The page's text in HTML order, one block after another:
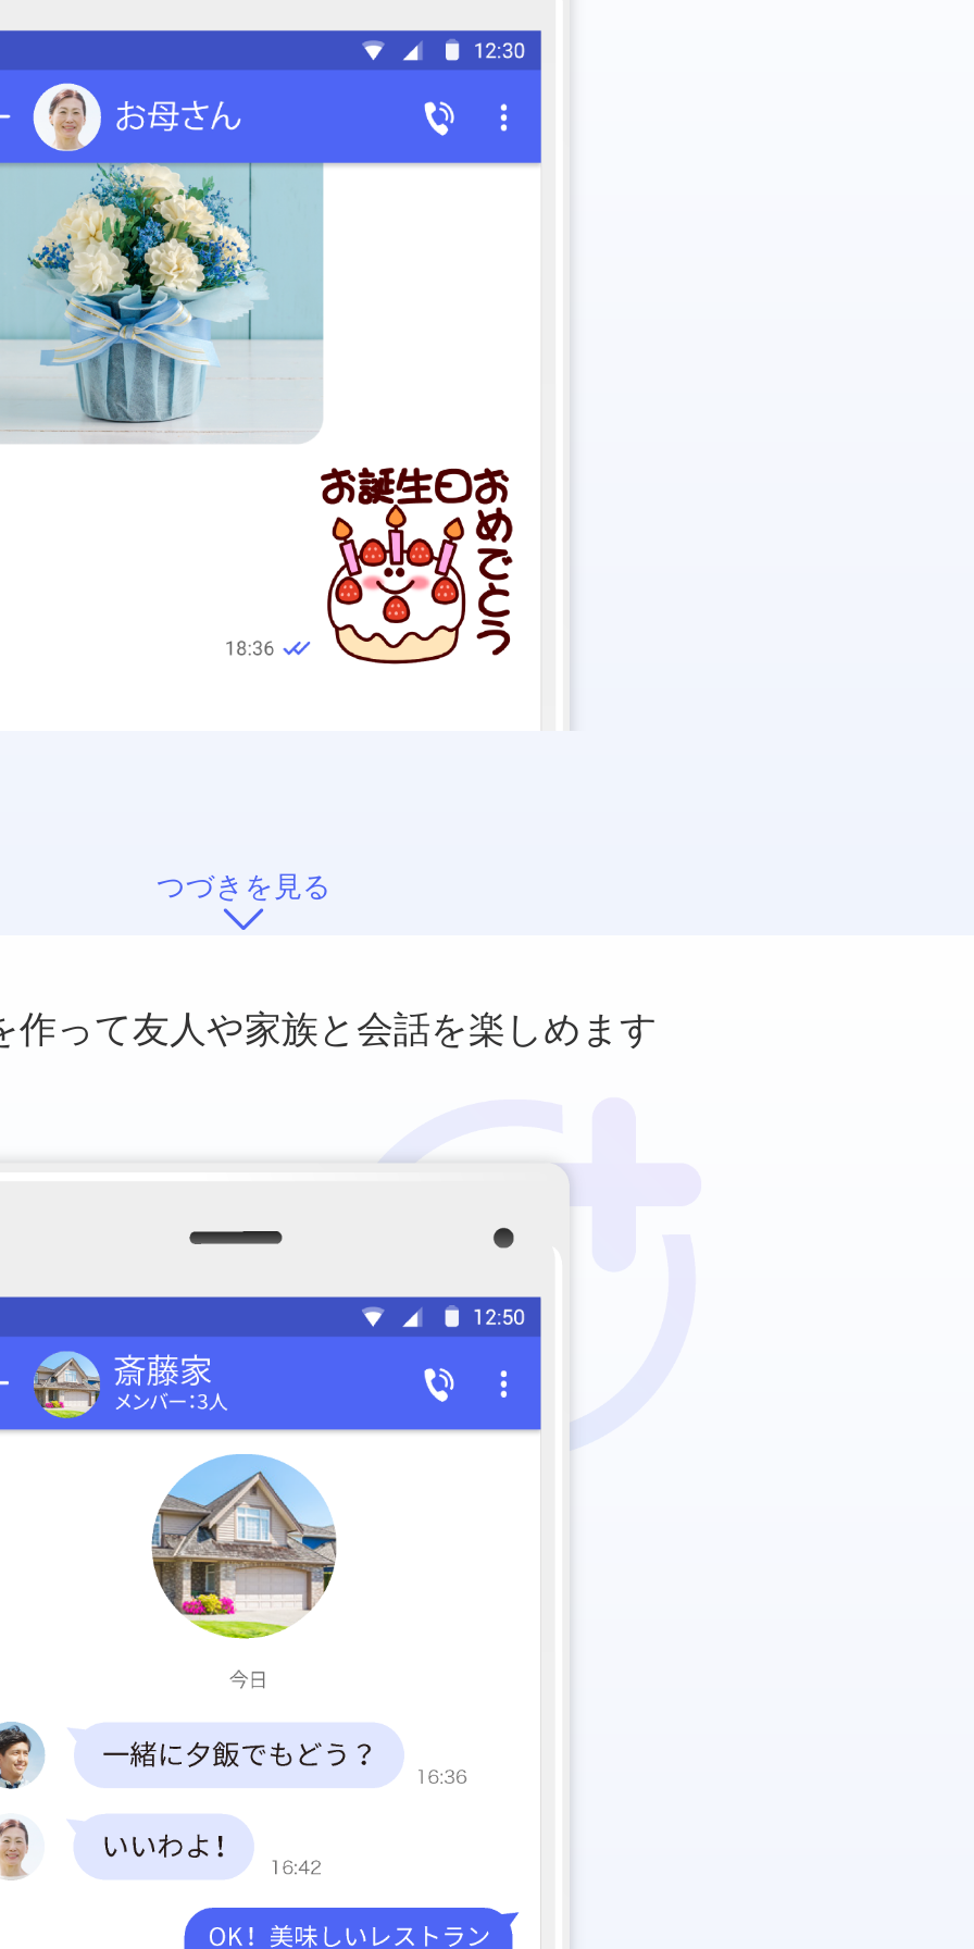
つづきを見る
作って友人や家族と会話を楽しめます